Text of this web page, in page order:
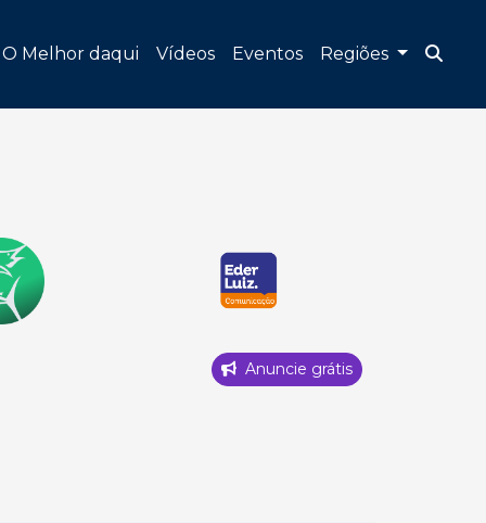
O Melhor daqui Vídeos Eventos Regiões
Anuncie grátis